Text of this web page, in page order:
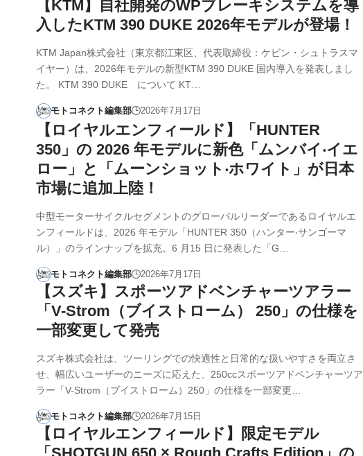
【KTM】自社開発のWPブレーキシステムを導
入したKTM 390 DUKE 2026年モデルが登場！
KTM Japan株式会社（東京都江東区、代表取締役：ケビン・シュトラスマ
イヤー）は、2026年モデルの新型KTM 390 DUKE 国内導入を発表しまし
た。 KTM 390 DUKE について KT…
モトコネクト編集部 2026年7月17日
【ロイヤルエンフィールド】「HUNTER
350」の 2026 年モデルに新⾊「ムンバイ‧イエ
ロー」と「ムーンショット‧ホワイト」が⽇本
市場に追加上陸！
中型モーターサイクルセグメントのグローバルリーダーであるロイヤルエ
ンフィールドは、2026 年モデル「HUNTER 350（ハンター‧サンゴーマ
ル）」のラインナップを拡充。6 ⽉15 ⽇に発表した「G…
モトコネクト編集部 2026年7月17日
【スズキ】スポーツアドベンチャーツアラー
「V-Strom（ブイストローム） 250」の仕様を
一部変更して発売
スズキ株式会社は、ツーリングでの快適性と日常的な扱いやすさを両立さ
せ、幅広いユーザーのニーズに応えた、250ccスポーツアドベンチャーツア
ラー「V-Strom（ブイストローム）250」の仕様を一部変更…
モトコネクト編集部 2026年7月15日
【ロイヤルエンフィールド】限定モデル